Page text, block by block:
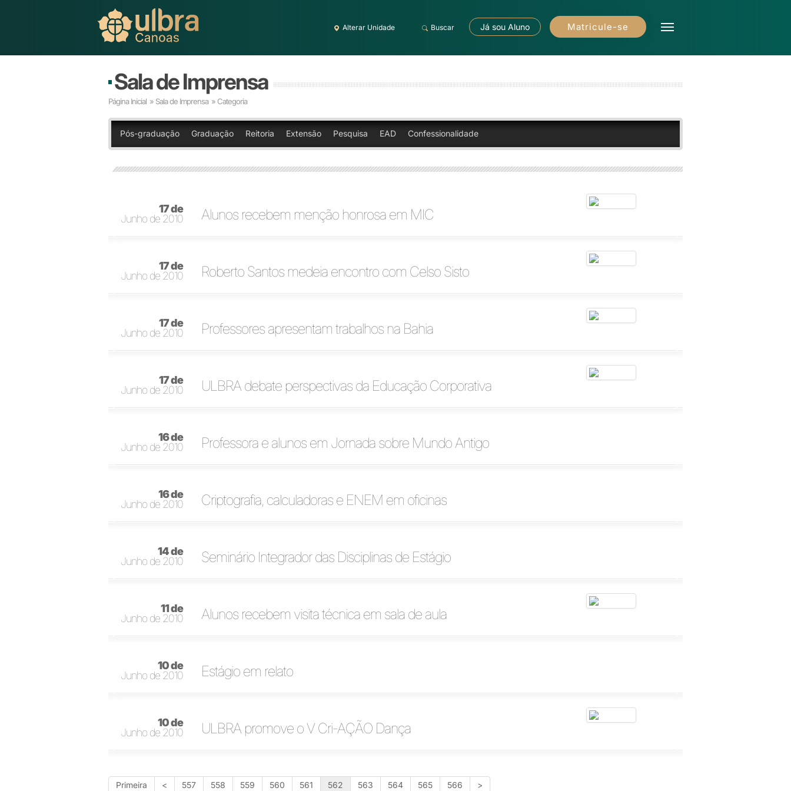
Alterar Unidade Buscar Já sou Aluno Matricule-se
Sala de Imprensa
Página Inicial » Sala de Imprensa » Categoria
Pós-graduação Graduação Reitoria Extensão Pesquisa EAD Confessionalidade
17 de
Junho de 2010
Alunos recebem menção honrosa em MIC
17 de
Junho de 2010
Roberto Santos medeia encontro com Celso Sisto
17 de
Junho de 2010
Professores apresentam trabalhos na Bahia
17 de
Junho de 2010
ULBRA debate perspectivas da Educação Corporativa
16 de
Junho de 2010
Professora e alunos em Jornada sobre Mundo Antigo
16 de
Junho de 2010
Criptografia, calculadoras e ENEM em oficinas
14 de
Junho de 2010
Seminário Integrador das Disciplinas de Estágio
11 de
Junho de 2010
Alunos recebem visita técnica em sala de aula
10 de
Junho de 2010
Estágio em relato
10 de
Junho de 2010
ULBRA promove o V Cri-AÇÃO Dança
Primeira < 557 558 559 560 561 562 563 564 565 566 >